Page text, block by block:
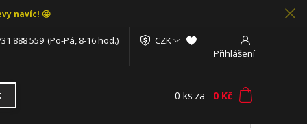
navíc! 🤩
CZK
Přihlášení
888 559 (Po-Pá, 8-16 hod.)
0 ks za 0 Kč